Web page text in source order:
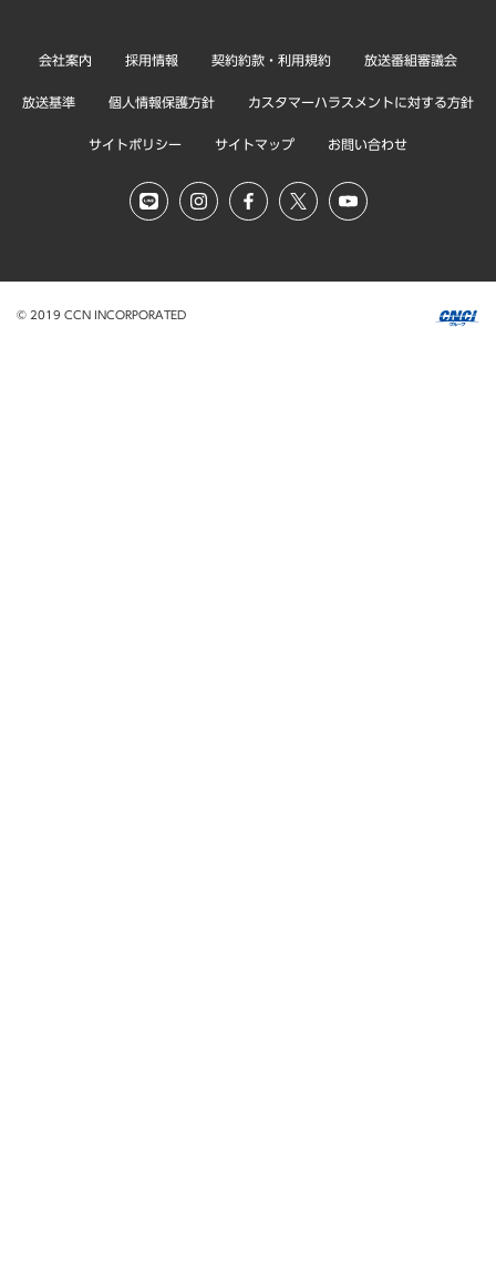
会社案内 採用情報 契約約款・利用規約 放送番組審議会
放送基準 個人情報保護方針 カスタマーハラスメントに対する方針
サイトポリシー サイトマップ お問い合わせ
© 2019 CCN INCORPORATED